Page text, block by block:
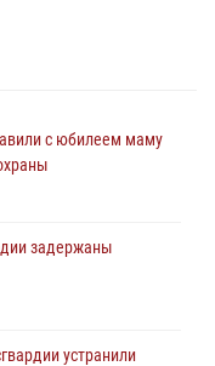
с юбилеем маму
задержаны
устранили